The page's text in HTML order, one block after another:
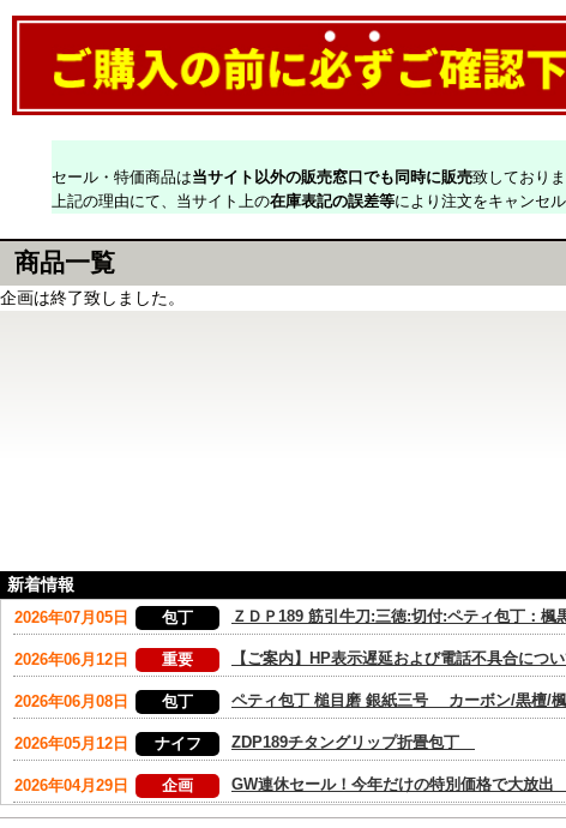
セール・特価商品は当サイト以外の販売窓口でも同時に販売致しており
上記の理由にて、当サイト上の在庫表記の誤差等により注文をキャンセ
商品一覧
企画は終了致しました。
新着情報